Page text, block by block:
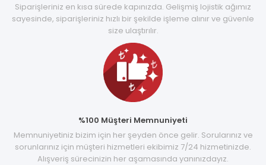
Siparişleriniz en kısa sürede kapınızda. Gelişmiş lojistik ağımız
sayesinde, siparişleriniz hızlı bir şekilde işleme alınır ve güvenle
size ulaştırılır.
%100 Müşteri Memnuniyeti
Memnuniyetiniz bizim için her şeyden önce gelir. Sorularınız ve
sorunlarınız için müşteri hizmetleri ekibimiz 7/24 hizmetinizde.
Alışveriş sürecinizin her aşamasında yanınızdayız.